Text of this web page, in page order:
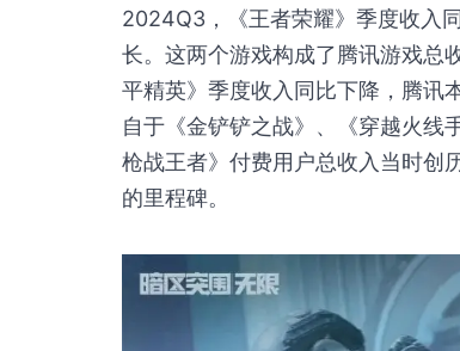
2024Q3，《王者荣耀》季度收入
长。这两个游戏构成了腾讯游戏总
平精英》季度收入同比下降，腾讯
自于《金铲铲之战》、《穿越火线
枪战王者》付费用户总收入当时创
的里程碑。